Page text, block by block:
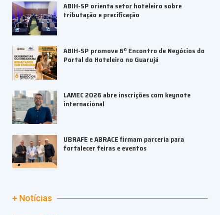
ABIH-SP orienta setor hoteleiro sobre
tributação e precificação
ABIH-SP promove 6º Encontro de Negócios do
Portal do Hoteleiro no Guarujá
LAMEC 2026 abre inscrições com keynote
internacional
UBRAFE e ABRACE firmam parceria para
fortalecer feiras e eventos
+ Notícias